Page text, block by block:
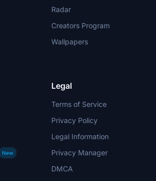
Radar
Creators Program
Wallpapers
New
Legal
Terms of Service
Privacy Policy
Legal Information
Privacy Manager
DMCA